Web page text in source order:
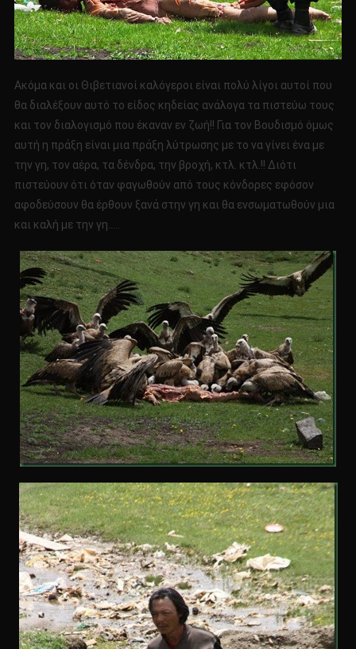
Ακόμα και οι Θιβετιανοί καλόγεροι είναι πολύ λίγοι αυτοί που
θα διαλέξουν αυτό το είδος κηδείας ανάλογα τα πιστεύω τους
και τον διαλογισμό που έκαναν εν ζωή!! Για τον Βουδισμό όμως
αυτή η πράξη είναι μια πράξη λύτρωσης με το να γίνει ένα με
την γη, τον αέρα, τα δένδρα, την βροχή, κτλ. κτλ.!! Διότι
πιστεύουν ότι όταν φαγωθούν από τους κόνδορες εφόσον
αφοδεύσουν θα έρθουν ξανά στην γη και θα ενσωματωθούν μια
και καλή με την γη…..